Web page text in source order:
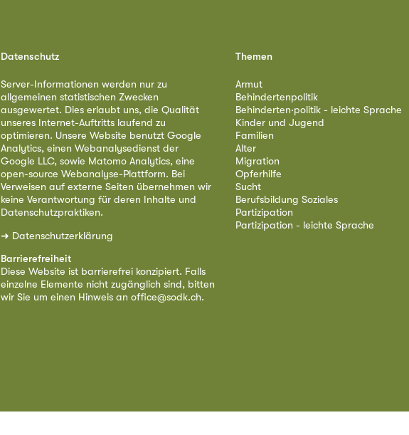
Datenschutz
Server-Informationen werden nur zu
allgemeinen statistischen Zwecken
ausgewertet. Dies erlaubt uns, die Qualität
unseres Internet-Auftritts laufend zu
optimieren. Unsere Website benutzt Google
Analytics, einen Webanalysedienst der
Google LLC, sowie Matomo Analytics, eine
open-source Webanalyse-Plattform. Bei
Verweisen auf externe Seiten übernehmen wir
keine Verantwortung für deren Inhalte und
Datenschutzpraktiken.
➜ Datenschutzerklärung
Barrierefreiheit
Diese Website ist barrierefrei konzipiert. Falls
einzelne Elemente nicht zugänglich sind, bitten
wir Sie um einen Hinweis anoffice@sodk.ch.
Themen
Armut
Behindertenpolitik
Behinderten·politik - leichte Sprache
Kinder und Jugend
Familien
Alter
Migration
Opferhilfe
Sucht
Berufsbildung Soziales
Partizipation
Partizipation - leichte Sprache